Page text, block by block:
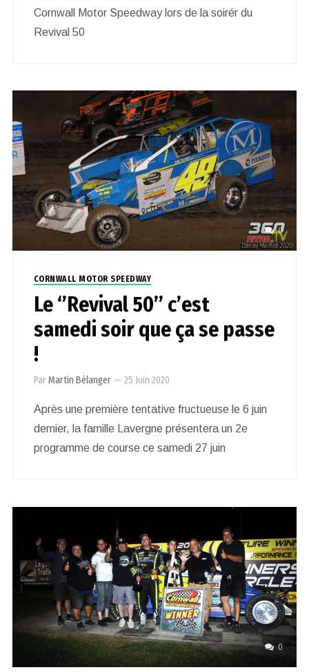
Cornwall Motor Speedway lors de la soirér du
Revival 50
0
CORNWALL MOTOR SPEEDWAY
Le ‘’Revival 50’’ c’est
samedi soir que ça se passe
!
ParMartin Bélanger — 25 Juin 2020
Après une première tentative fructueuse le 6 juin
dernier, la famille Lavergne présentera un 2e
programme de course ce samedi 27 juin
0